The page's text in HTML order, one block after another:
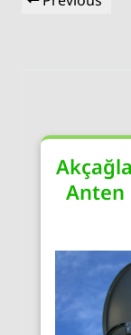
gezinmesi
Anten